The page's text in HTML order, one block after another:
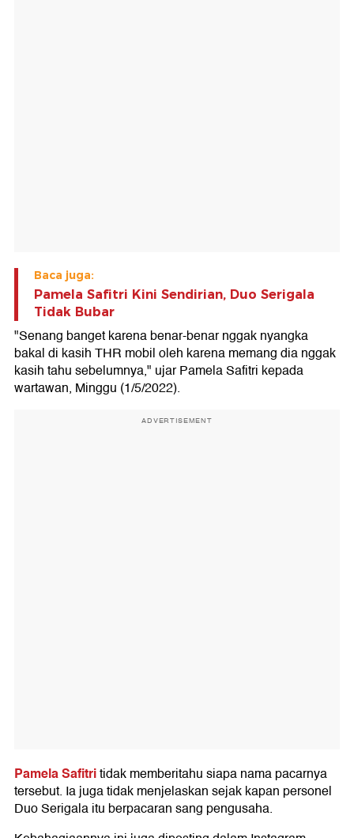
Baca juga:
Pamela Safitri Kini Sendirian, Duo Serigala
Tidak Bubar
"Senang banget karena benar-benar nggak nyangka
bakal di kasih THR mobil oleh karena memang dia nggak
kasih tahu sebelumnya," ujar Pamela Safitri kepada
wartawan, Minggu (1/5/2022).
ADVERTISEMENT
Pamela Safitritidak memberitahu siapa nama pacarnya
tersebut. Ia juga tidak menjelaskan sejak kapan personel
Duo Serigala itu berpacaran sang pengusaha.